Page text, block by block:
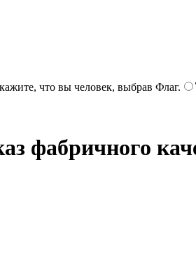
что вы человек, выбрав Флаг.
фабричного